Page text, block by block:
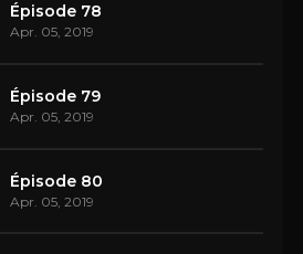
Épisode 78
Apr. 05, 2019
Épisode 79
Apr. 05, 2019
Épisode 80
Apr. 05, 2019